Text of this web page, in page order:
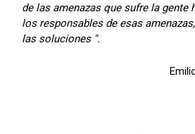
de las amenazas que sufre la gente
los responsables de esas
las soluciones ".